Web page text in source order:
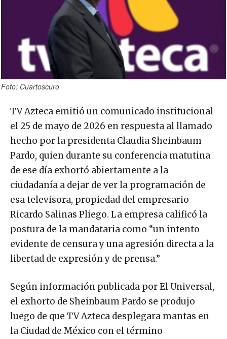
Foto: Cuartoscuro
TV Azteca emitió un comunicado institucional
el 25 de mayo de 2026 en respuesta al llamado
hecho por la presidenta Claudia Sheinbaum
Pardo, quien durante su conferencia matutina
de ese día exhortó abiertamente a la
ciudadanía a dejar de ver la programación de
esa televisora, propiedad del empresario
Ricardo Salinas Pliego. La empresa calificó la
postura de la mandataria como “un intento
evidente de censura y una agresión directa a la
libertad de expresión y de prensa.”
Según información publicada por El Universal,
el exhorto de Sheinbaum Pardo se produjo
luego de que TV Azteca desplegara mantas en
la Ciudad de México con el término